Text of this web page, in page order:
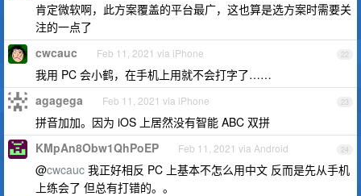
肯定微软啊，此方案覆盖的平台最广，这也算是选方案时需要关
注的一点了
22
cwcauc Feb 11, 2021 via iPhone
我用 PC 会小鹤，在手机上用就不会打字了……
23
agagega Feb 11, 2021 via iPhone
拼音加加。因为 iOS 上居然没有智能 ABC 双拼
24
KMpAn8Obw1QhPoEP Feb 11, 2021 via Android
@cwcauc 我正好相反 PC 上基本不怎么用中文 反而是先从手机
上练会了 但总有打错的。。